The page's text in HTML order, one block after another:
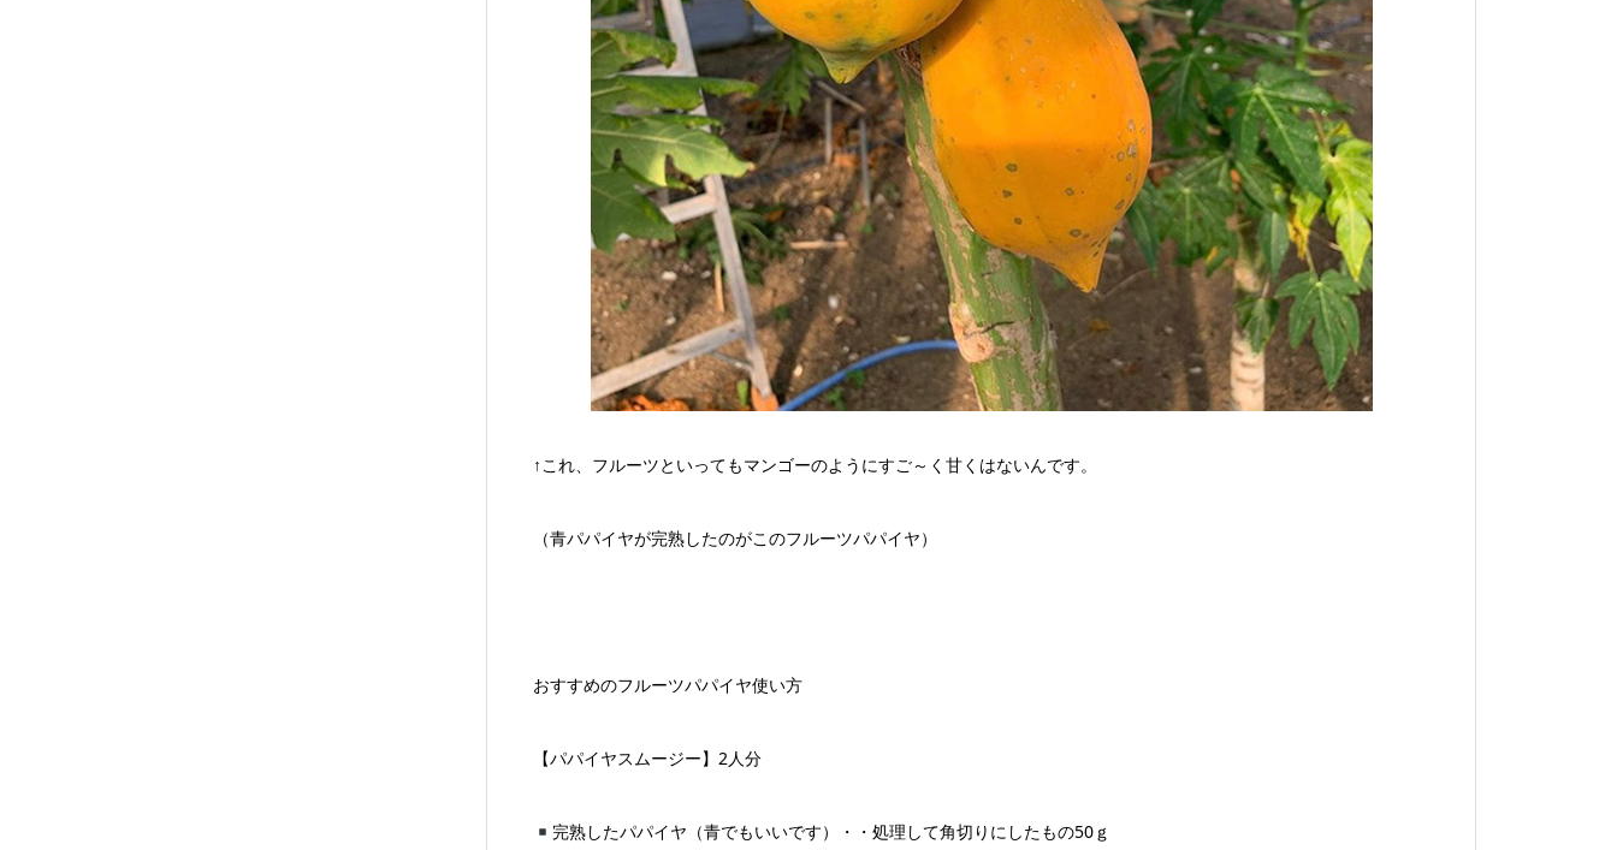
↑これ、フルーツといってもマンゴーのようにすご～く甘くはないんです。
（青パパイヤが完熟したのがこのフルーツパパイヤ）
おすすめのフルーツパパイヤ使い方
【パパイヤスムージー】2人分
完熟したパパイヤ（青でもいいです）・・処理して角切りにしたもの50ｇ